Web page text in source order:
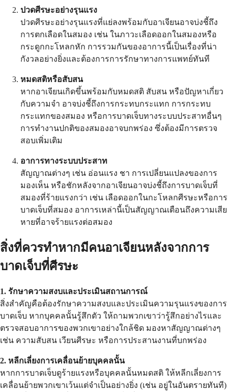
ปวดศีรษะอย่างรุนแรง
ปวดศีรษะอย่างรุนแรงที่แย่ลงพร้อมกับอาเจียนอาจบ่งชี้ถึง
การตกเลือดในสมอง เช่น ในภาวะเลือดออกในสมองหรือ
กระดูกกะโหลกหัก การรวมกันของอาการนี้เป็นเรื่องที่น่า
กังวลอย่างยิ่งและต้องการการรักษาทางการแพทย์ทันที
หมดสติหรือสับสน
หากอาเจียนเกิดขึ้นพร้อมกับหมดสติ สับสน หรือปัญหาเกี่ยว
กับความจำ อาจบ่งชี้ถึงการกระทบกระแทก การกระทบ
กระแทกของสมอง หรือการบาดเจ็บทางระบบประสาทอื่นๆ
การทำงานปกติของสมองอาจบกพร่อง ซึ่งต้องมีการตรวจ
สอบเพิ่มเติม
อาการทางระบบประสาท
สัญญาณต่างๆ เช่น อ่อนแรง ชา การเปลี่ยนแปลงของการ
มองเห็น หรือชักหลังจากอาเจียนอาจบ่งชี้ถึงการบาดเจ็บที่
สมองที่ร้ายแรงกว่า เช่น เลือดออกในกะโหลกศีรษะหรือการ
บาดเจ็บที่สมอง อาการเหล่านี้เป็นสัญญาณเตือนถึงความเสีย
หายที่อาจร้ายแรงต่อสมอง
สิ่งที่ควรทำหากมีคนอาเจียนหลังจากการ
บาดเจ็บที่ศีรษะ
1. รักษาความสงบและประเมินสถานการณ์
สิ่งสำคัญคือต้องรักษาความสงบและประเมินความรุนแรงของการ
บาดเจ็บ หากบุคคลนั้นรู้สึกตัว ให้ถามพวกเขาว่ารู้สึกอย่างไรและ
ตรวจสอบอาการของพวกเขาอย่างใกล้ชิด มองหาสัญญาณต่างๆ
เช่น ความสับสน เวียนศีรษะ หรือการประสานงานที่บกพร่อง
2. หลีกเลี่ยงการเคลื่อนย้ายบุคคลนั้น
หากการบาดเจ็บดูร้ายแรงหรือบุคคลนั้นหมดสติ ให้หลีกเลี่ยงการ
เคลื่อนย้ายพวกเขาเว้นแต่จำเป็นอย่างยิ่ง (เช่น อยู่ในอันตรายทันที)